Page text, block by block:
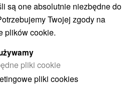
są one absolutnie niezbędne do
Twojej zgody na
plików cookie.
pliki cookie
pliki cookies